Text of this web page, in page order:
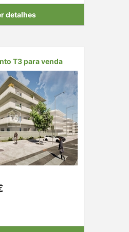
detalhes
T3 para venda